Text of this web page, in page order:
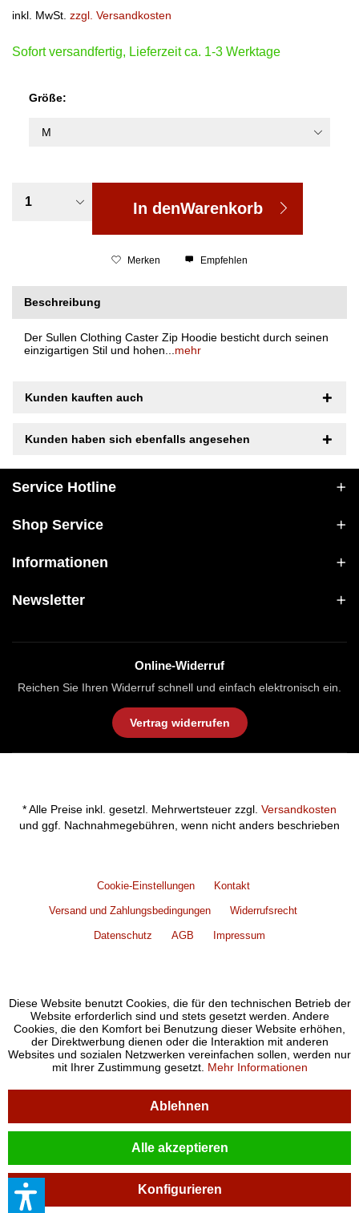
inkl. MwSt. zzgl. Versandkosten
Sofort versandfertig, Lieferzeit ca. 1-3 Werktage
Größe:
In denWarenkorb
Merken Empfehlen
Beschreibung
Der Sullen Clothing Caster Zip Hoodie besticht durch seinen
einzigartigen Stil und hohen... mehr
Kunden kauften auch
Kunden haben sich ebenfalls angesehen
Service Hotline
Shop Service
Informationen
Newsletter
Online-Widerruf
Reichen Sie Ihren Widerruf schnell und einfach elektronisch ein.
Vertrag widerrufen
* Alle Preise inkl. gesetzl. Mehrwertsteuer zzgl. Versandkosten
und ggf. Nachnahmegebühren, wenn nicht anders beschrieben
Cookie-Einstellungen Kontakt
Versand und Zahlungsbedingungen Widerrufsrecht
Datenschutz AGB Impressum
Diese Website benutzt Cookies, die für den technischen Betrieb der
Website erforderlich sind und stets gesetzt werden. Andere
Cookies, die den Komfort bei Benutzung dieser Website erhöhen,
der Direktwerbung dienen oder die Interaktion mit anderen
Websites und sozialen Netzwerken vereinfachen sollen, werden nur
mit Ihrer Zustimmung gesetzt. Mehr Informationen
Ablehnen
Alle akzeptieren
Konfigurieren